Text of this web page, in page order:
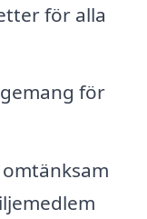
för alla
för